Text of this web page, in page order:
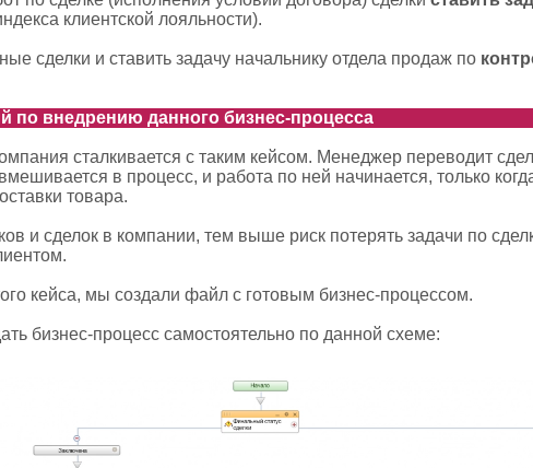
клиентской лояльности).
сделки и ставить задачу начальнику отдела продаж по
по внедрению данного бизнес-процесса
сталкивается с таким кейсом. Менеджер переводит
в процесс, и работа по ней начинается, только
товара.
и сделок в компании, тем выше риск потерять задачи по
кейса, мы создали файл с готовым бизнес-процессом.
бизнес-процесс самостоятельно по данной схеме: